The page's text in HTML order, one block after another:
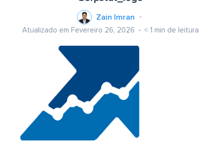
Zain Imran
Atualizado em Fevereiro 26, 2026 < 1 min de leitura